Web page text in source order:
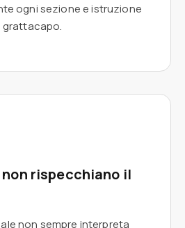
ogni sezione e istruzione
grattacapo.
rispecchiano il
non sempre interpreta